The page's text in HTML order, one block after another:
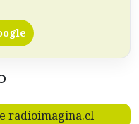
radioimagina.cl